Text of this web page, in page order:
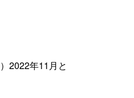
2022年11月と